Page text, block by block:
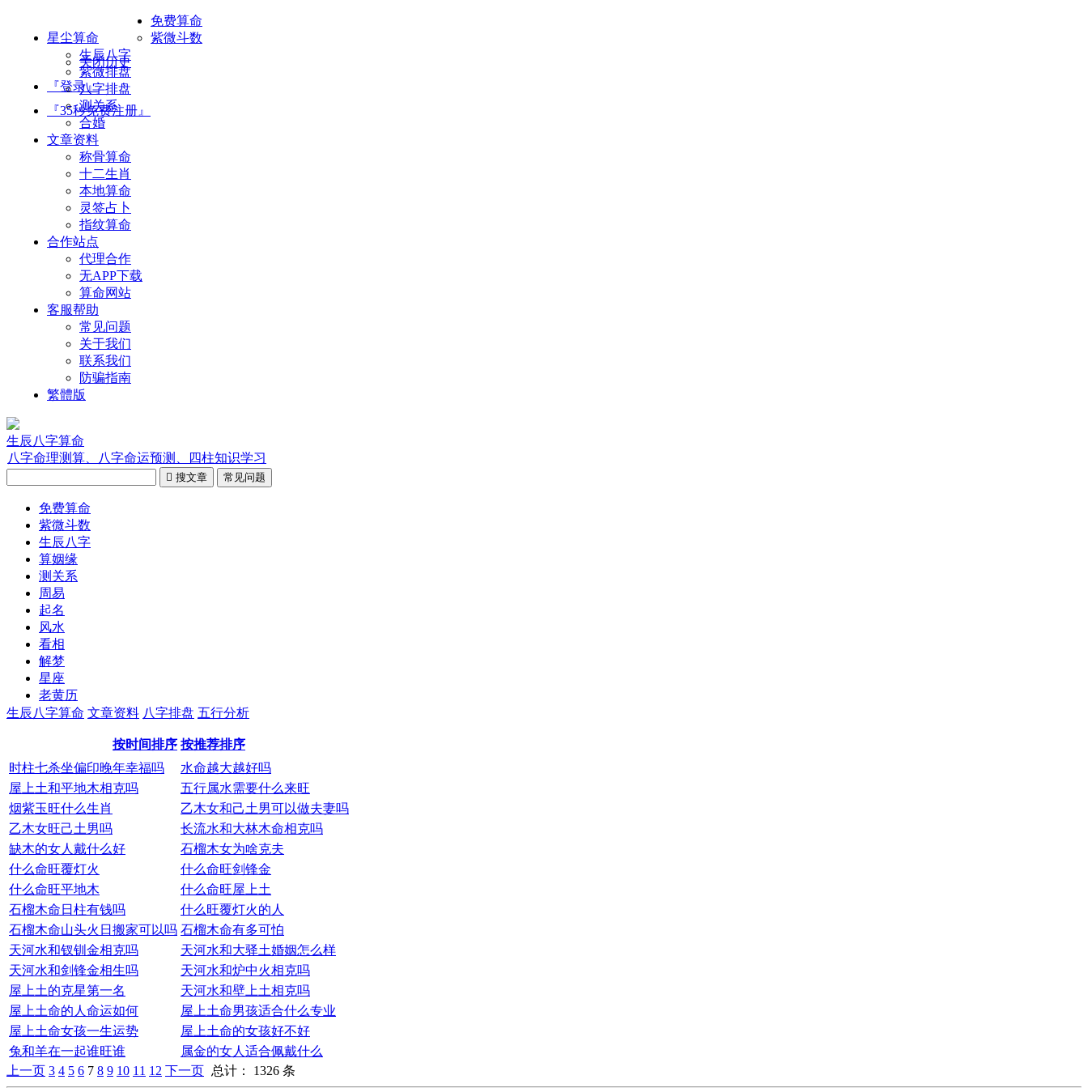
星尘算命
关闭历史
『登录』
『35秒免费注册』
免费算命
紫微斗数
生辰八字
紫微排盘
八字排盘
测关系
合婚
文章资料
称骨算命
十二生肖
本地算命
灵签占卜
指纹算命
合作站点
代理合作
无APP下载
算命网站
客服帮助
常见问题
关于我们
联系我们
防骗指南
繁體版
生辰八字算命
八字命理测算、八字命运预测、四柱知识学习
 搜文章 常见问题
免费算命
紫微斗数
生辰八字
算姻缘
测关系
周易
起名
风水
看相
解梦
星座
老黄历
生辰八字算命 文章资料 八字排盘 五行分析
按时间排序 按推荐排序
时柱七杀坐偏印晚年幸福吗
水命越大越好吗
屋上土和平地木相克吗
五行属水需要什么来旺
烟紫玉旺什么生肖
乙木女和己土男可以做夫妻吗
乙木女旺己土男吗
长流水和大林木命相克吗
缺木的女人戴什么好
石榴木女为啥克夫
什么命旺覆灯火
什么命旺剑锋金
什么命旺平地木
什么命旺屋上土
石榴木命日柱有钱吗
什么旺覆灯火的人
石榴木命山头火日搬家可以吗 石榴木命有多可怕
天河水和钗钏金相克吗
天河水和大驿土婚姻怎么样
天河水和剑锋金相生吗
天河水和炉中火相克吗
屋上土的克星第一名
天河水和壁上土相克吗
屋上土命的人命运如何
屋上土命男孩适合什么专业
屋上土命女孩一生运势
屋上土命的女孩好不好
兔和羊在一起谁旺谁
属金的女人适合佩戴什么
上一页 3 4 5 6 7 8 9 10 11 12 下一页 总计： 1326 条